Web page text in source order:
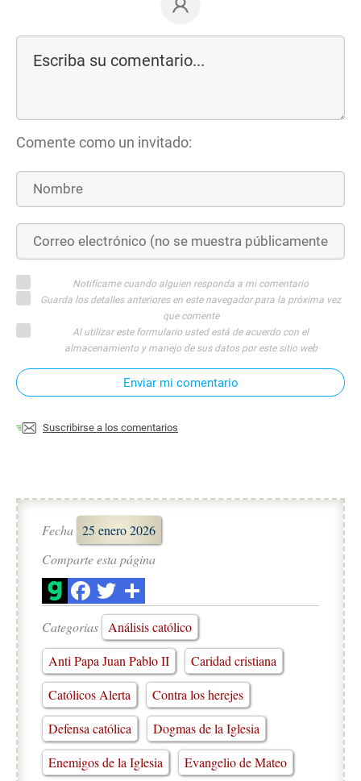
Comente como un invitado:
Notifícame cuando alguien responda a mi comentario
Guarda los detalles anteriores en este navegador para la próxima vez
que comente
Al utilizar este formulario usted está de acuerdo con el
almacenamiento y manejo de sus datos por este sitio web
Enviar mi comentario
Suscribirse a los comentarios
Fecha 25 enero 2026
Comparte esta página
Categorias
Análisis católico
Anti Papa Juan Pablo II
Caridad cristiana
Católicos Alerta
Contra los herejes
Defensa católica
Dogmas de la Iglesia
Enemigos de la Iglesia
Evangelio de Mateo